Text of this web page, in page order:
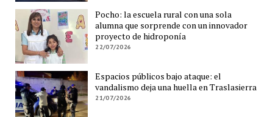
Pocho: la escuela rural con una sola
alumna que sorprende con un innovador
proyecto de hidroponía
22/07/2026
Espacios públicos bajo ataque: el
vandalismo deja una huella en Traslasierra
21/07/2026